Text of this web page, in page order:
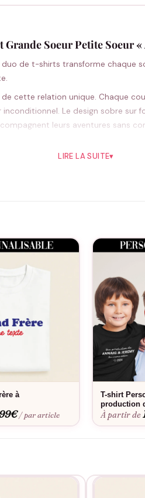
Soeur Petite Soeur «
de t-shirts transforme chaque
cette relation unique. Chaque
Le design sobre
leurs aventures sans
Idéal pour
jours d’école ou simplement
Bon à savoir
Envie d’une touche personnelle
simplifie le quotidien des
LIRE LA SUITE▾
à
€ / par article
T-shirt
production
À partir de